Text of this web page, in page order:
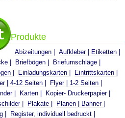
Produkte
Abizeitungen
Aufkleber | Etiketten
Briefbögen
Briefumschläge
Einladungskarten
Eintrittskarten
| 4-12 Seiten
Flyer | 1-2 Seiten
Karten
Kopier- Druckerpapier
Plakate
Planen | Banner
Register, individuell bedruckt